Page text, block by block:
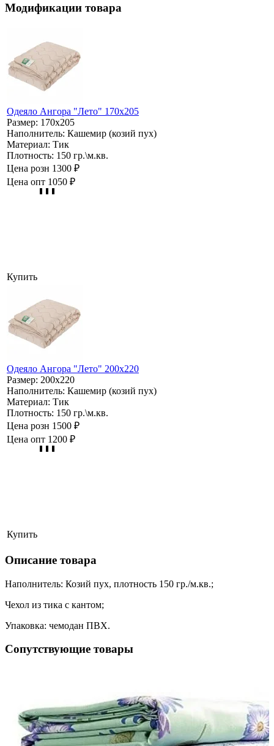
Модификации товара
Одеяло Ангора "Лето" 170х205
Размер: 170х205
Наполнитель: Кашемир (козий пух)
Материал: Тик
Плотность: 150 гр.\м.кв.
Цена розн 1300 ₽
Цена опт 1050 ₽
Купить
Одеяло Ангора "Лето" 200х220
Размер: 200х220
Наполнитель: Кашемир (козий пух)
Материал: Тик
Плотность: 150 гр.\м.кв.
Цена розн 1500 ₽
Цена опт 1200 ₽
Купить
Описание товара
Наполнитель: Козий пух, плотность 150 гр./м.кв.;
Чехол из тика с кантом;
Упаковка: чемодан ПВХ.
Сопутствующие товары